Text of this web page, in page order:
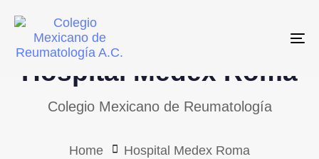
links
primary
navigation
Hospital Medex Roma
Colegio Mexicano de Reumatología
Home Hospital Medex Roma